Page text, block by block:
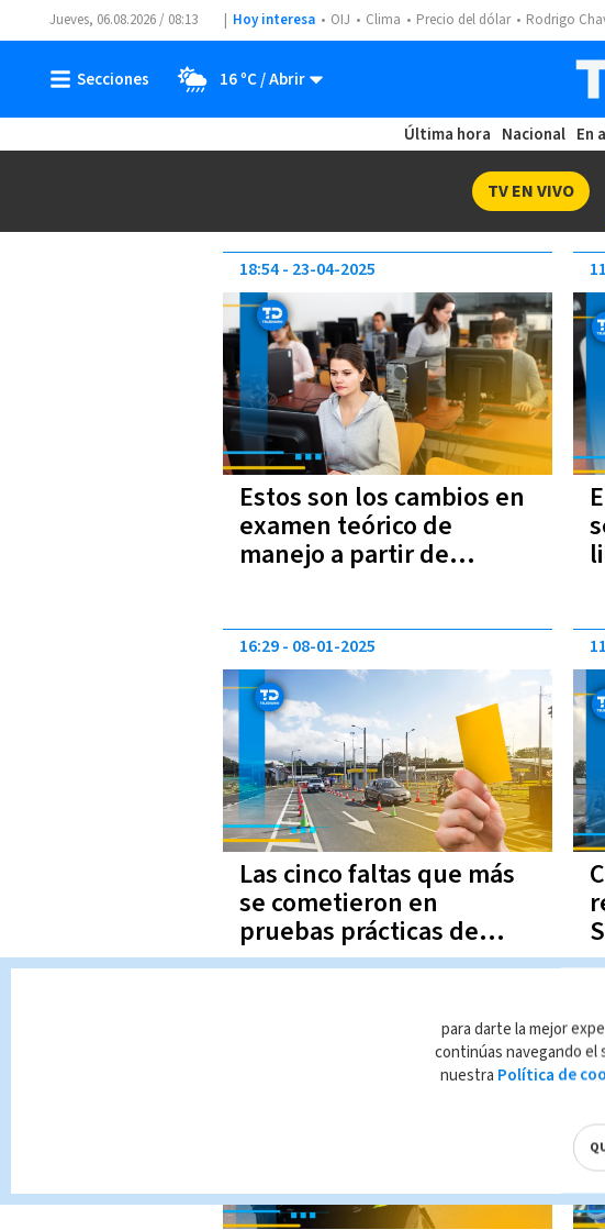
Jueves, 06.08.2026 / 08:13 Hoy interesa OIJ Clima Precio del dólar Rodrigo
16 ºC
Última hora Nacional En
TV EN VIVO
Estos son los cambios en
examen teórico de
manejo a partir de
18:54 23-04-2025
Las cinco faltas que más
se cometieron en
pruebas prácticas de
manejo durante el 2024
16:29 08-01-2025
para darte la mejor
continúas navegando
nuestra Política de